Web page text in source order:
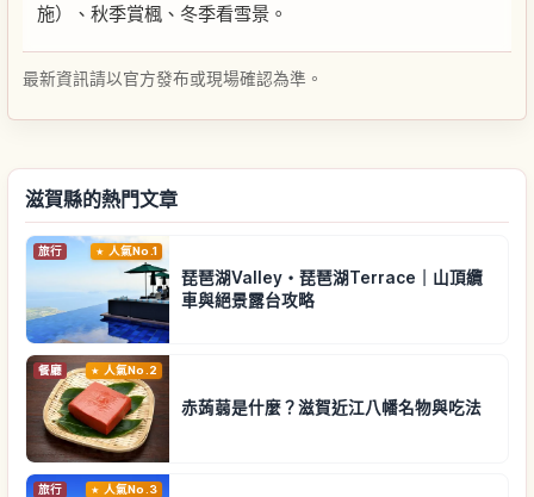
施）、秋季賞楓、冬季看雪景。
最新資訊請以官方發布或現場確認為準。
滋賀縣的熱門文章
旅行 人氣No.1
琵琶湖Valley・琵琶湖Terrace｜山頂纜
車與絕景露台攻略
餐廳 人氣No.2
赤蒟蒻是什麼？滋賀近江八幡名物與吃法
旅行 人氣No.3